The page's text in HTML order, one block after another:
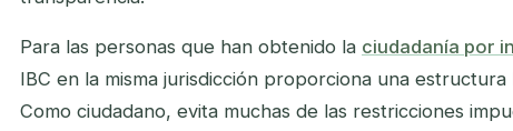
Para las personas que han obtenido la ciudadanía por
IBC en la misma jurisdicción proporciona una
Como ciudadano, evita muchas de las restricciones